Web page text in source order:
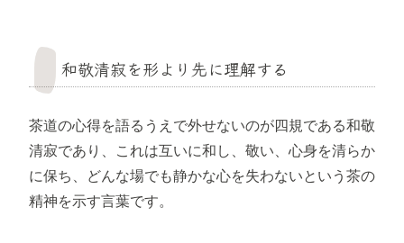
和敬清寂を形より先に理解する
茶道の心得を語るうえで外せないのが四規である和敬
清寂であり、これは互いに和し、敬い、心身を清らか
に保ち、どんな場でも静かな心を失わないという茶の
精神を示す言葉です。